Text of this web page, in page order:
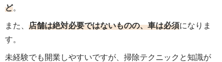
ど。
また、 店舗は絶対必要ではないものの、車は必須になりま
す。
未経験でも開業しやすいですが、掃除テクニックと知識が